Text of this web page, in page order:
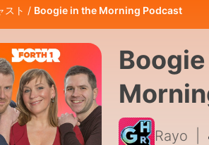
スト Boogie in the Morning Podcast
Rayo